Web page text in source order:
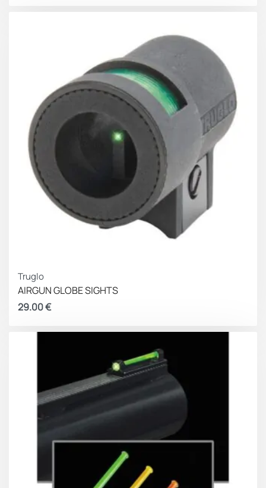
Truglo
AIRGUN GLOBE SIGHTS
29.00€